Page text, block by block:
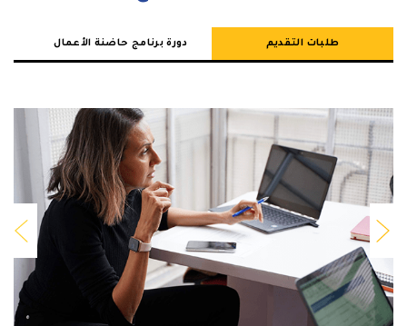
طلبات التقديم دورة برنامج حاضنة الأعمال